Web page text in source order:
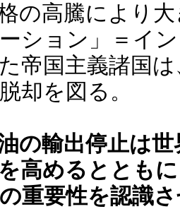
の高騰により
ション」＝イ
帝国主義諸国
却を図る。
の輸出停止は
高めるととも
重要性を認識